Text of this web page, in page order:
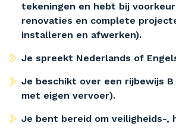
tekeningen en hebt bij
renovaties en complete
installeren en afwerken).
Je spreekt Nederlands of
Je beschikt over een rijbewijs
met eigen vervoer).
Je bent bereid om veiligheids-,